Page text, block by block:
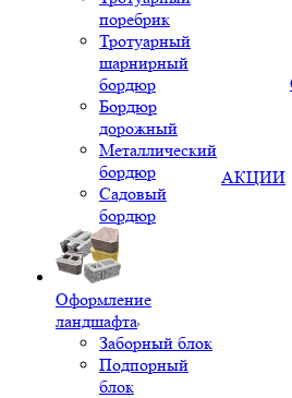
поребрик
Тротуарный
шарнирный
бордюр
Бордюр
дорожный
Металлический
бордюр
Садовый
бордюр
Оформление
ландшафта
Заборный блок
Подпорный
блок
АКЦИИ